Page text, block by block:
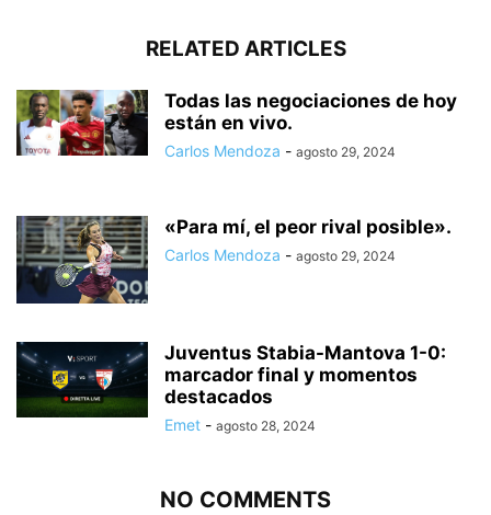
RELATED ARTICLES
Todas las negociaciones de hoy
están en vivo.
Carlos Mendoza - agosto 29, 2024
«Para mí, el peor rival posible».
Carlos Mendoza - agosto 29, 2024
Juventus Stabia-Mantova 1-0:
marcador final y momentos
destacados
Emet - agosto 28, 2024
NO COMMENTS